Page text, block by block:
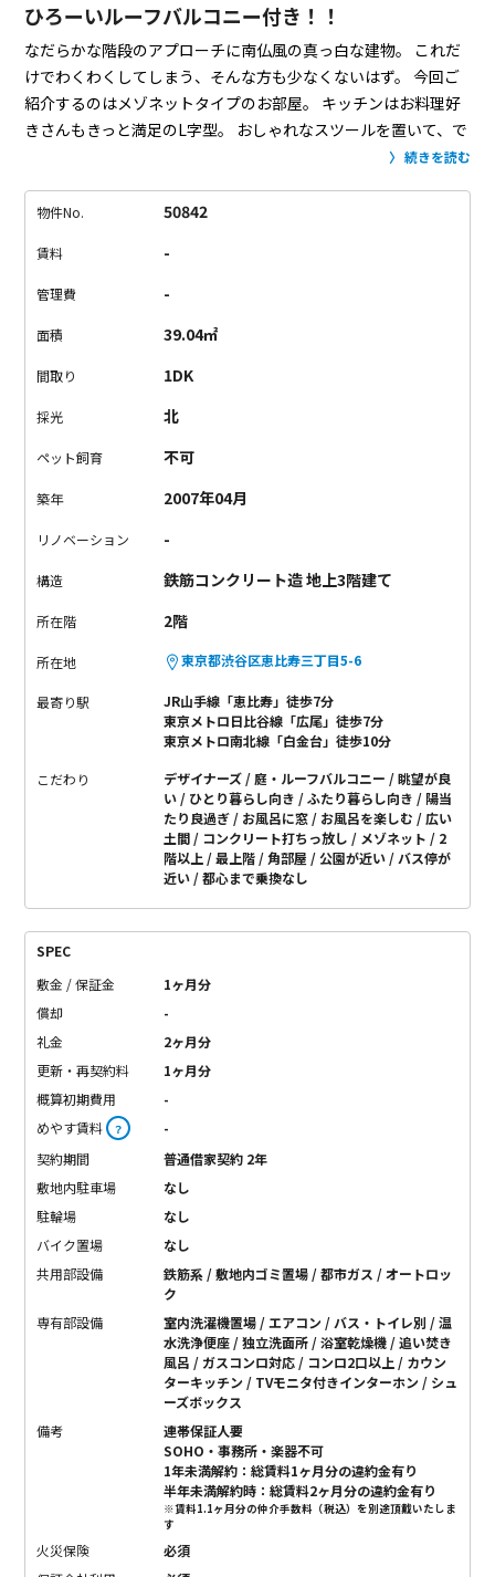
ひろーいルーフバルコニー付き！！
なだらかな階段のアプローチに南仏風の真っ白な建物。
これだ
けでわくわくしてしまう、そんな方も少なくないはず。
今回ご
紹介するのはメゾネットタイプのお部屋。
キッチンはお料理好
きさんもきっと満足のL字型。
おしゃれなスツールを置いて、で
きたてのおつまみをカウンター代わりのキッチンでつまむ。雰
とかわいいフォルムのバスタブには、キャンドルの灯りが似合
コニー。
海外ドラマのような優雅な休日が楽しめそう、そんな
感じのお部屋です。 ちなみに、ルーフバルコニーへの階段は高
苦手な方はちょっと厳しいと思われるので悪しからず。
人暮らしに、コンパクトな2人暮らしに。
を優先するあなた、きっとグッときます。
タイプ別室のものです。204号室はバストイレが別室です。
続きを読む
物件No. 50842
賃料 -
管理費 -
面積 39.04㎡
間取り 1DK
採光 北
ペット飼育 不可
築年 2007年04月
リノベーション -
構造 鉄筋コンクリート造 地上3階建て
所在階 2階
所在地 東京都渋谷区恵比寿三丁目5-6
最寄り駅
JR山手線「恵比寿」徒歩7分
東京メトロ日比谷線「広尾」徒歩7分
東京メトロ南北線「白金台」徒歩10分
こだわり デザイナーズ 庭・ルーフバルコニー
眺望が良
い
ひとり暮らし向き ふたり暮らし向き
陽当
たり良過ぎ
お風呂に窓 お風呂を楽しむ
広い
土間
コンクリート打ちっ放し メゾネット
2
階以上
最上階 角部屋 公園が近い
バス停が
近い
都心まで乗換なし
SPEC
敷金 / 保証金
1ヶ月分
償却
-
礼金
2ヶ月分
更新・再契約料
1ヶ月分
概算初期費用
-
めやす賃料 ？
-
契約期間
普通借家契約 2年
敷地内駐車場
なし
駐輪場
なし
バイク置場
なし
共用部設備
鉄筋系 / 敷地内ゴミ置場 / 都市ガス / オートロッ
ク
専有部設備
室内洗濯機置場 / エアコン / バス・トイレ別 / 温
水洗浄便座 / 独立洗面所 / 浴室乾燥機 / 追い焚き
風呂 / ガスコンロ対応 / コンロ2口以上 / カウン
ターキッチン / TVモニタ付きインターホン / シュ
ーズボックス
備考
連帯保証人要
SOHO・事務所・楽器不可
1年未満解約：総賃料1ヶ月分の違約金有り
半年未満解約時：総賃料2ヶ月分の違約金有り
※賃料1.1ヶ月分の仲介手数料（税込）を別途頂戴いたしま
す
火災保険
必須